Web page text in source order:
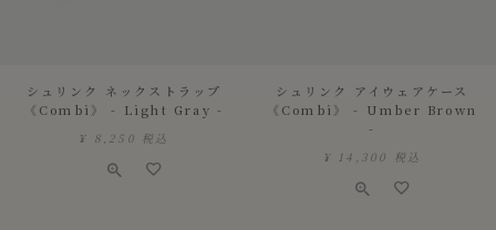
シュリンク ネックストラップ
《Combi》 - Light Gray -
¥ 8,250 税込
シュリンク アイウェアケース
《Combi》 - Umber Brown
-
¥ 14,300 税込